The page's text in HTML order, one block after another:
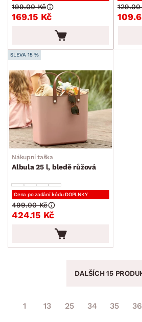
169.15 Kč
199.00 Kč 129.00
SLEVA 15 %
Nákupní taška
Albula 25 l, bledě růžová
Cena po zadání kódu DOPLNKY
424.15 Kč
499.00 Kč
DALŠÍCH 15
1 13 25 34 35 36